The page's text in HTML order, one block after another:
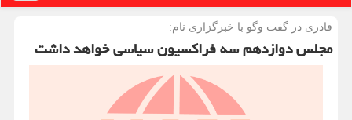
قادری در گفت وگو با خبرگزاری نام:
مجلس دوازدهم سه فراکسیون سیاسی خواهد داشت